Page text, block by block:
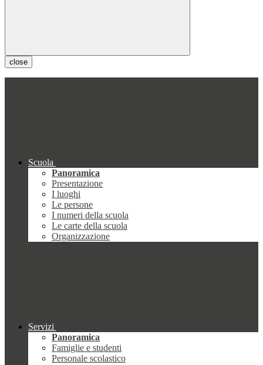
close
Scuola
Panoramica
Presentazione
I luoghi
Le persone
I numeri della scuola
Le carte della scuola
Organizzazione
Servizi
Panoramica
Famiglie e studenti
Personale scolastico